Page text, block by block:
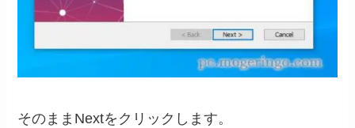
そのままNextをクリックします。